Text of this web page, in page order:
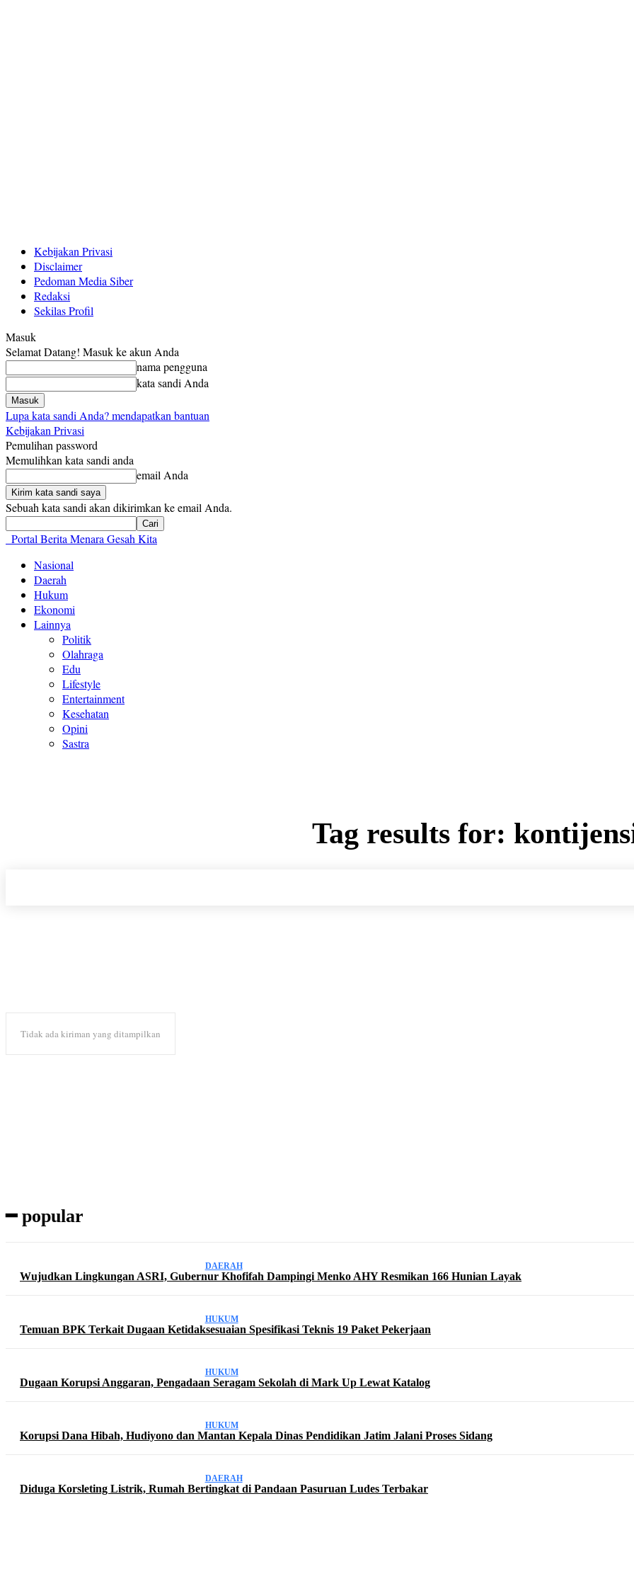
Kebijakan Privasi
Disclaimer
Pedoman Media Siber
Redaksi
Sekilas Profil
Masuk
Selamat Datang! Masuk ke akun Anda
nama pengguna
kata sandi Anda
Lupa kata sandi Anda? mendapatkan bantuan
Kebijakan Privasi
Pemulihan password
Memulihkan kata sandi anda
email Anda
Sebuah kata sandi akan dikirimkan ke email Anda.
Portal Berita Menara Gesah Kita
Nasional
Daerah
Hukum
Ekonomi
Lainnya
Politik
Olahraga
Edu
Lifestyle
Entertainment
Kesehatan
Opini
Sastra
Tag results for:
Tidak ada kiriman yang ditampilkan
━ popular
DAERAH
Wujudkan Lingkungan ASRI, Gubernur Khofifah Dampingi Menko AHY Resmikan 166 Hunian Layak
HUKUM
Temuan BPK Terkait Dugaan Ketidaksesuaian Spesifikasi Teknis 19 Paket Pekerjaan
HUKUM
Dugaan Korupsi Anggaran, Pengadaan Seragam Sekolah di Mark Up Lewat Katalog
HUKUM
Korupsi Dana Hibah, Hudiyono dan Mantan Kepala Dinas Pendidikan Jatim Jalani Proses Sidang
DAERAH
Diduga Korsleting Listrik, Rumah Bertingkat di Pandaan Pasuruan Ludes Terbakar